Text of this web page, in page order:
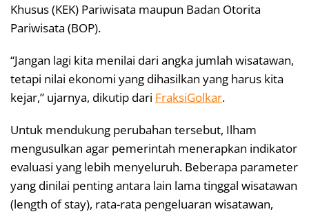
Khusus (KEK) Pariwisata maupun Badan Otorita
Pariwisata (BOP).
“Jangan lagi kita menilai dari angka jumlah wisatawan,
tetapi nilai ekonomi yang dihasilkan yang harus kita
kejar,” ujarnya, dikutip dari FraksiGolkar.
Untuk mendukung perubahan tersebut, Ilham
mengusulkan agar pemerintah menerapkan indikator
evaluasi yang lebih menyeluruh. Beberapa parameter
yang dinilai penting antara lain lama tinggal wisatawan
(length of stay), rata-rata pengeluaran wisatawan,